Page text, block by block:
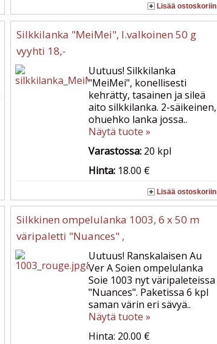
Lisää ostoskoriin
Silkkilanka "MeiMei", l.valkoinen 50 g
vyyhti 18,-
Uutuus! Silkkilanka
"MeiMei", konellisesti
kehrätty, tasainen ja sileä
aito silkkilanka. 2-säikeinen,
ohuehko lanka jossa..
Näytä tuote »
Varastossa: 20 kpl
Hinta: 18.00 €
Lisää ostoskoriin
Silkkinen ompelulanka 1003, 6 x 50 m
väripaletti "Nuances" ,
Uutuus! Ranskalaisen Au
Ver A Soien ompelulanka
Soie 1003 nyt väripaleteissa
"Nuances". Paketissa 6 kpl
saman värin eri sävyä..
Näytä tuote »
Hinta: 20.00 €